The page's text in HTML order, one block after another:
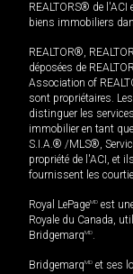
REALTORS® de l'ACI
biens immobiliers
REALTOR®,
déposées de
Association of
sont propriétaires.
distinguer les
immobilier en tant
S.I.A.® /MLS®,
propriété de l'ACI, et
fournissent les
Royal LePageMD est
Royale du Canada,
BridgemarqMD.
BridgemarqMD et ses